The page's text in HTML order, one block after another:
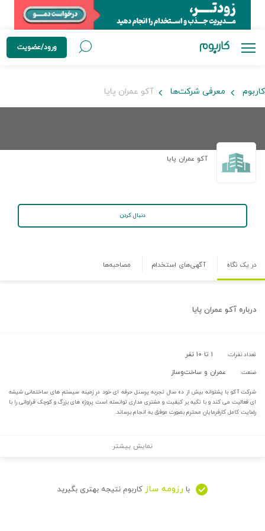
ورود/عضویت
کاربوم معرفی شرکت‌ها آکو عمران پایا
آکو عمران پایا
دنبال کردن
در یک نگاه آگهی‌های استخدام مصاحبه‌ها
درباره آکو عمران پایا
تعداد نفرات: ۱ تا ۱۰ نفر
صنعت: عمران و ساخت‌وساز
شرکت آکو با پشتوانه بیش از ده سال تجربه پرسنل حرفه ای خود در زمینه سیستم های ساختمانی شیشه
ای فعالیت می کند و با تکیه بر کیفیت و مشتری مداری توانسته است پروژه های بزرگ و کوچک فراوانی را با
رضایت کامل کارفرمایان محترم بصورت موفق به انجام برساند.
نمایش بیشتر
با رزومه ساز کاربوم نتیجه بهتری بگیرید